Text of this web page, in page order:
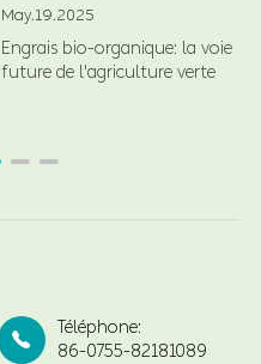
May.19.2025
Engrais bio-organique: la voie
future de l'agriculture verte

Téléphone:
86-0755-82181089